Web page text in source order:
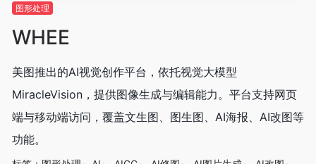
图形处理
WHEE
美图推出的AI视觉创作平台，依托视觉大模型
MiracleVision，提供图像生成与编辑能力。平台支持网页
端与移动端访问，覆盖文生图、图生图、AI海报、AI改图等
功能。